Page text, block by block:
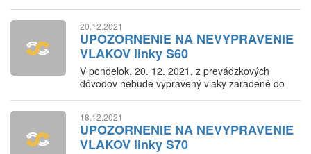
20.12.2021
UPOZORNENIE NA NEVYPRAVENIE
VLAKOV linky S60
V pondelok, 20. 12. 2021, z prevádzkových
dôvodov nebude vypravený vlaky zaradené do
18.12.2021
UPOZORNENIE NA NEVYPRAVENIE
VLAKOV linky S70